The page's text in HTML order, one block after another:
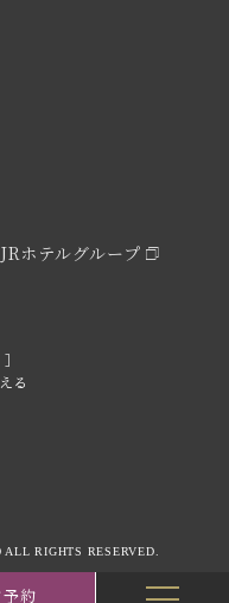
予約
JRホテルグループ
る
RIGHTS RESERVED.